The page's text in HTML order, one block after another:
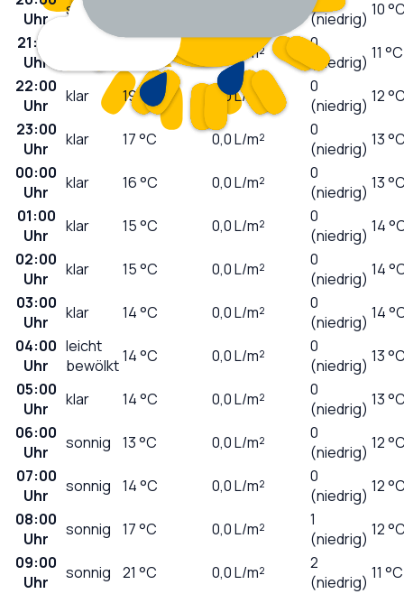
Uhr
sonnig
(niedrig) 10
21:00
Uhr
L/m²
0
(niedrig) 11 °C
22:00
Uhr
klar 19°C 0,0L/m²
0
(niedrig) 12
23:00
Uhr
klar 17°C 0,0L/m²
0
(niedrig) 13
00:00
Uhr
klar 16°C 0,0L/m²
0
(niedrig) 13
01:00
Uhr
klar 15°C 0,0L/m²
0
(niedrig) 14
02:00
Uhr
klar 15°C 0,0L/m²
0
(niedrig) 14
03:00
Uhr
klar 14°C 0,0L/m²
0
(niedrig) 14
04:00
Uhr
leicht
bewölkt14°C 0,0L/m²
0
(niedrig) 13
05:00
Uhr
klar 14°C 0,0L/m²
0
(niedrig) 13
06:00
Uhr
sonnig 13°C 0,0L/m²
0
(niedrig) 12
07:00
Uhr
sonnig 14°C 0,0L/m²
0
(niedrig) 12
08:00
Uhr
sonnig 17°C 0,0L/m²
1
(niedrig) 12
09:00
Uhr
sonnig 21 °C 0,0L/m²
2
(niedrig) 11 °C